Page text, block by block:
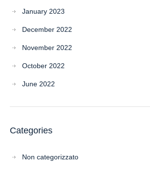
January 2023
December 2022
November 2022
October 2022
June 2022
Categories
Non categorizzato